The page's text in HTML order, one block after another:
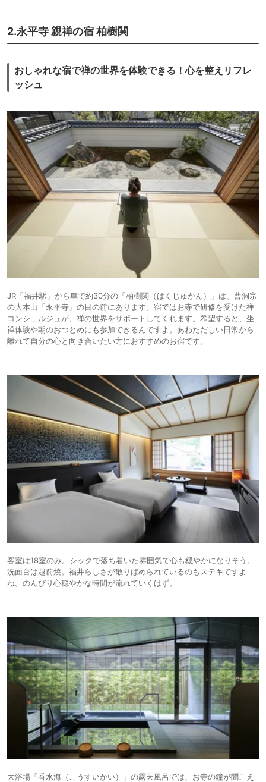
2.永平寺 親禅の宿 柏樹関
おしゃれな宿で禅の世界を体験できる！心を整えリフレ
ッシュ
JR「福井駅」から車で約30分の「柏樹関（はくじゅかん）」は、曹洞宗
の大本山「永平寺」の目の前にあります。宿ではお寺で研修を受けた禅
コンシェルジュが、禅の世界をサポートしてくれます。希望すると、坐
禅体験や朝のおつとめにも参加できるんですよ。あわただしい日常から
離れて自分の心と向き合いたい方におすすめのお宿です。
客室は18室のみ。シックで落ち着いた雰囲気で心も穏やかになりそう。
洗面台は越前焼。福井らしさが散りばめられているのもステキですよ
ね。のんびり心穏やかな時間が流れていくはず。
大浴場「香水海（こうすいかい）」の露天風呂では、お寺の鐘が聞こえ